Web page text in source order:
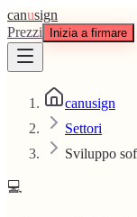
canusign
Prezzi
Inizia a firmare
canusign
Settori
Sviluppo
💻